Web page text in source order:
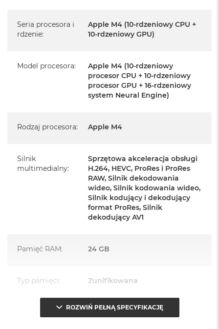
Język polski wybieramy przy pierwszym uruchomieniu
Zawartość zestawu:
Przewód zasilający (2 m)
Przewód USB‑C do ładowania
ozdobą, gdziekolwiek się pojawi.
TURBODOPALANY CZIPEM M4
zrobisz więcej szybciej. Bawisz się czy pracujesz, edytujesz
Seria procesora i
rdzenie:
Apple M4 (10-rdzeniowy CPU +
10-rdzeniowy GPU)
Model procesora:
Apple M4 (10-rdzeniowy
procesor CPU + 10-rdzeniowy
procesor GPU + 16-rdzeniowy
system Neural Engine)
Rodzaj procesora: Apple M4
Silnik
multimedialny:
Sprzętowa akceleracja obsługi
H.264, HEVC, ProRes i ProRes
RAW, Silnik dekodowania
wideo, Silnik kodowania wideo,
Silnik kodujący i dekodujący
format ProRes, Silnik
dekodujący AV1
Pamięć RAM: 24 GB
Typ pamięci: Zunifikowana
Przepustowość
120 GB/s
ROZWIŃ PEŁNĄ SPECYFIKACJĘ